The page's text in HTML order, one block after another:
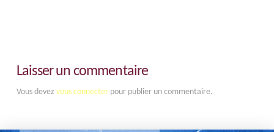
Laisser un commentaire
Vous devez vous connecterpour publier un commentaire.